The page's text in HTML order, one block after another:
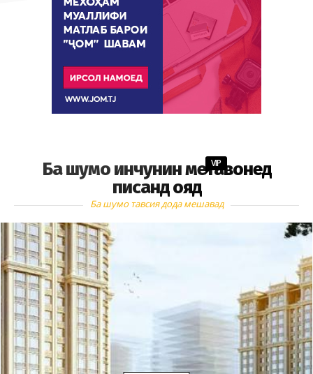
Ба шумо инчунин метавонед
писанд ояд
VIP
Ба шумо тавсия дода мешавад